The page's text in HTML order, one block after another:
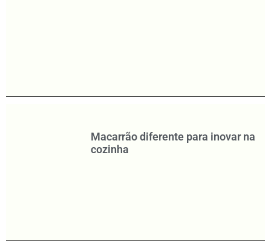
Macarrão diferente para inovar na
cozinha